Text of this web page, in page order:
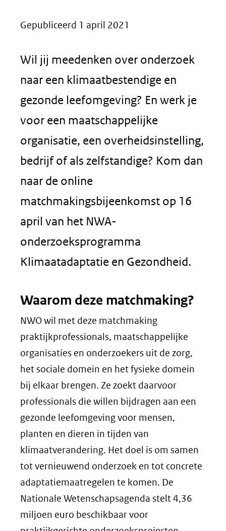
Gepubliceerd 1 april 2021
Wil jij meedenken over onderzoek
naar een klimaatbestendige en
gezonde leefomgeving? En werk je
voor een maatschappelijke
organisatie, een overheidsinstelling,
bedrijf of als zelfstandige? Kom dan
naar de online
matchmakingsbijeenkomst op 16
april van het NWA-
onderzoeksprogramma
Klimaatadaptatie en Gezondheid.
Waarom deze matchmaking?
NWO wil met deze matchmaking
praktijkprofessionals, maatschappelijke
organisaties en onderzoekers uit de zorg,
het sociale domein en het fysieke domein
bij elkaar brengen. Ze zoekt daarvoor
professionals die willen bijdragen aan een
gezonde leefomgeving voor mensen,
planten en dieren in tijden van
klimaatverandering. Het doel is om samen
tot vernieuwend onderzoek en tot concrete
adaptatiemaatregelen te komen. De
Nationale Wetenschapsagenda stelt 4,36
miljoen euro beschikbaar voor